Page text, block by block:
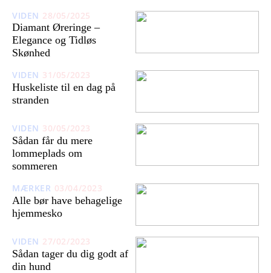
VIDEN 28/05/2025
Diamant Øreringe –
Elegance og Tidløs
Skønhed
VIDEN 31/05/2023
Huskeliste til en dag på
stranden
VIDEN 30/05/2023
Sådan får du mere
lommeplads om
sommeren
MÆRKER 03/04/2023
Alle bør have behagelige
hjemmesko
VIDEN 27/02/2023
Sådan tager du dig godt af
din hund